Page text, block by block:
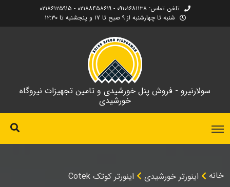
تلفن تماس: ۰۹۱۰۱۶۸۱۱۳۸ - ۰۲۱۸۸۴۵۸۶۱۹ - ۰۲۱۸۶۱۲۵۹۱۵
شنبه تا چهارشنبه از ۹ صبح تا ۱۷ و پنجشنبه تا ۱۲:۳۰
سولارنیرو - فروش پنل خورشیدی و تامین تجهیزات نیروگاه
خورشیدی
خانه اینورتر خورشیدی اینورتر کوتک Cotek